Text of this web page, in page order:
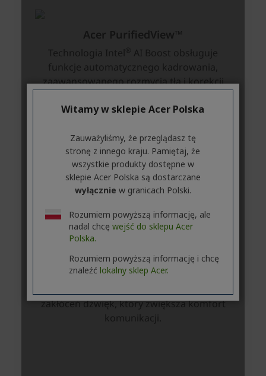
Witamy w sklepie Acer Polska
Zauważyliśmy, że przeglądasz tę
stronę z innego kraju. Pamiętaj, że
wszystkie produkty dostępne w
sklepie Acer Polska są dostarczane
wyłącznie w granicach Polski.
Rozumiem powyższą informację, ale
nadal chcę wejść do sklepu Acer
Polska.
Rozumiem powyższą informację i chcę
znaleźć lokalny sklep Acer.